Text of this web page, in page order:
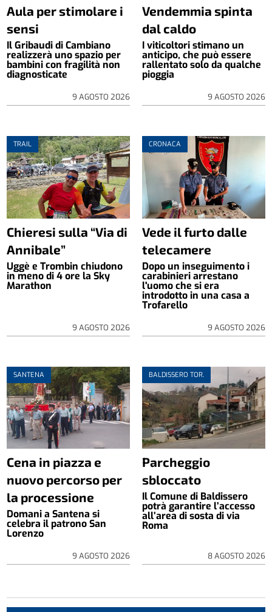
Aula per stimolare i
sensi
Il Gribaudi di Cambiano
realizzerà uno spazio per
bambini con fragilità non
diagnosticate
9 AGOSTO 2026
Vendemmia spinta
dal caldo
I viticoltori stimano un
anticipo, che può essere
rallentato solo da qualche
pioggia
9 AGOSTO 2026
TRAIL
Chieresi sulla “Via di
Annibale”
Uggè e Trombin chiudono
in meno di 4 ore la Sky
Marathon
9 AGOSTO 2026
CRONACA
Vede il furto dalle
telecamere
Dopo un inseguimento i
carabinieri arrestano
l'uomo che si era
introdotto in una casa a
Trofarello
9 AGOSTO 2026
SANTENA
Cena in piazza e
nuovo percorso per
la processione
Domani a Santena si
celebra il patrono San
Lorenzo
9 AGOSTO 2026
BALDISSERO TOR.
Parcheggio
sbloccato
Il Comune di Baldissero
potrà garantire l’accesso
all’area di sosta di via
Roma
8 AGOSTO 2026